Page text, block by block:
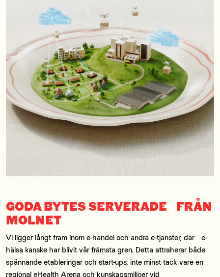
GODA BYTES SERVERADE FRÅN
MOLNET
Vi ligger långt fram inom e-handel och andra e-tjänster, där e-
hälsa kanske har blivit vår främsta gren. Detta attraherar både
spännande etableringar och start-ups, inte minst tack vare en
regional eHealth Arena och kunskapsmiljöer vid